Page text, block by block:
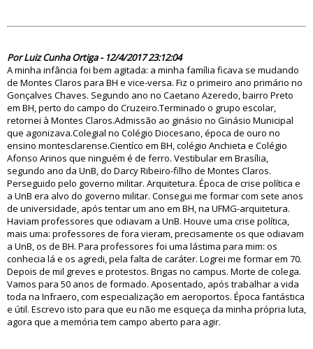
Por Luiz Cunha Ortiga - 12/4/2017 23:12:04
A minha infância foi bem agitada: a minha família ficava se mudando
de Montes Claros para BH e vice-versa. Fiz o primeiro ano primário no
Gonçalves Chaves. Segundo ano no Caetano Azeredo, bairro Preto
em BH, perto do campo do Cruzeiro.Terminado o grupo escolar,
retornei à Montes Claros.Admissão ao ginásio no Ginásio Municipal
que agonizava.Colegial no Colégio Diocesano, época de ouro no
ensino montesclarense.Cientíco em BH, colégio Anchieta e Colégio
Afonso Arinos que ninguém é de ferro. Vestibular em Brasília,
segundo ano da UnB, do Darcy Ribeiro-filho de Montes Claros.
Perseguido pelo governo militar. Arquitetura. Época de crise política e
a UnB era alvo do governo militar. Consegui me formar com sete anos
de universidade, após tentar um ano em BH, na UFMG-arquitetura.
Haviam professores que odiavam a UnB. Houve uma crise política,
mais uma: professores de fora vieram, precisamente os que odiavam
a UnB, os de BH. Para professores foi uma lástima para mim: os
conhecia lá e os agredi, pela falta de caráter. Logrei me formar em 70.
Depois de mil greves e protestos. Brigas no campus. Morte de colega.
Vamos para 50 anos de formado. Aposentado, após trabalhar a vida
toda na Infraero, com especialização em aeroportos. Época fantástica
e útil. Escrevo isto para que eu não me esqueça da minha própria luta,
agora que a memória tem campo aberto para agir.